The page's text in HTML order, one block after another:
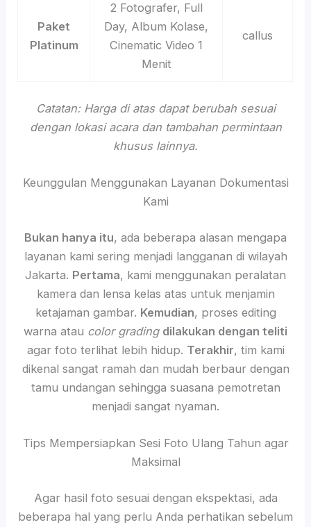
Paket
Platinum
2 Fotografer, Full
Day, Album Kolase,
Cinematic Video 1
Menit
callus
Catatan: Harga di atas dapat berubah sesuai
dengan lokasi acara dan tambahan permintaan
khusus lainnya.
Keunggulan Menggunakan Layanan Dokumentasi
Kami
Bukan hanya itu, ada beberapa alasan mengapa
layanan kami sering menjadi langganan di wilayah
Jakarta. Pertama, kami menggunakan peralatan
kamera dan lensa kelas atas untuk menjamin
ketajaman gambar. Kemudian, proses editing
warna atau color grading dilakukan dengan teliti
agar foto terlihat lebih hidup. Terakhir, tim kami
dikenal sangat ramah dan mudah berbaur dengan
tamu undangan sehingga suasana pemotretan
menjadi sangat nyaman.
Tips Mempersiapkan Sesi Foto Ulang Tahun agar
Maksimal
Agar hasil foto sesuai dengan ekspektasi, ada
beberapa hal yang perlu Anda perhatikan sebelum